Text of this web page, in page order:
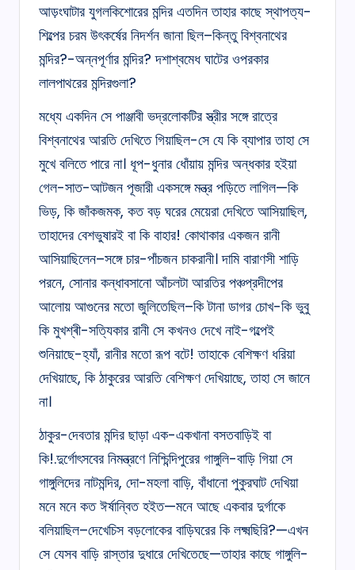
আড়ংঘাটার যুগলকিশোরের মন্দির এতদিন তাহার কাছে স্থাপত্য-
শিল্পের চরম উৎকর্ষের নিদর্শন জানা ছিল–কিন্তু বিশ্বনাথের
মন্দির?-অন্নপূর্ণার মন্দির? দশাশ্বমেধ ঘাটের ওপরকার
লালপাথরের মন্দিরগুলা?
মধ্যে একদিন সে পাঞ্জাবী ভদ্রলোকটির স্ত্রীর সঙ্গে রাত্রে
বিশ্বনাথের আরতি দেখিতে গিয়াছিল-সে যে কি ব্যাপার তাহা সে
মুখে বলিতে পারে না। ধূপ-ধুনার ধোঁয়ায় মন্দির অন্ধকার হইয়া
গেল-সাত-আটজন পূজারী একসঙ্গে মন্ত্র পড়িতে লাগিল—কি
ভিড়, কি জাঁকজমক, কত বড় ঘরের মেয়েরা দেখিতে আসিয়াছিল,
তাহাদের বেশভুষারই বা কি বাহার! কোথাকার একজন রানী
আসিয়াছিলেন–সঙ্গে চার-পাঁচজন চাকরানী। দামি বারাণসী শাড়ি
পরনে, সোনার কন্ধাবসানো আঁচলটা আরতির পঞ্চপ্রদীপের
আলোয় আগুনের মতো জুলিতেছিল–কি টানা ডাগর চোখ-কি ভুবু
কি মুখশ্ৰী-সত্যিকার রানী সে কখনও দেখে নাই-গল্পেই
শুনিয়াছে-হ্যাঁ, রানীর মতো রূপ বটে! তাহাকে বেশিক্ষণ ধরিয়া
দেখিয়াছে, কি ঠাকুরের আরতি বেশিক্ষণ দেখিয়াছে, তাহা সে জানে
না।
ঠাকুর-দেবতার মন্দির ছাড়া এক-একখানা বসতবাড়িই বা
কি!.দুর্গোৎসবের নিমন্ত্রণে নিশ্চিন্দিপুরের গাঙ্গুলি-বাড়ি গিয়া সে
গাঙ্গুলিদের নাটমন্দির, দো-মহলা বাড়ি, বাঁধানো পুকুরঘাট দেখিয়া
মনে মনে কত ঈর্ষান্বিত হইত—মনে আছে একবার দুৰ্গাকে
বলিয়াছিল–দেখেচিস বড়লোকের বাড়িঘরের কি লক্ষ্মছিরি?—এখন
সে যেসব বাড়ি রাস্তার দুধারে দেখিতেছে—তাহার কাছে গাঙ্গুলি-